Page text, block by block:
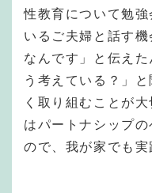
性教育について勉
いるご夫婦と話す
なんです」と伝え
う考えている？」
く取り組むことが
はパートナシップ
ので、我が家でも実